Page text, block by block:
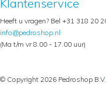
Klantenservice
Heeft u vragen? Bel +31 318 20
info@pedroshop.nl
(Ma t/m vr 8.00 - 17.00 uur)
© Copyright 2026 Pedroshop B.V.